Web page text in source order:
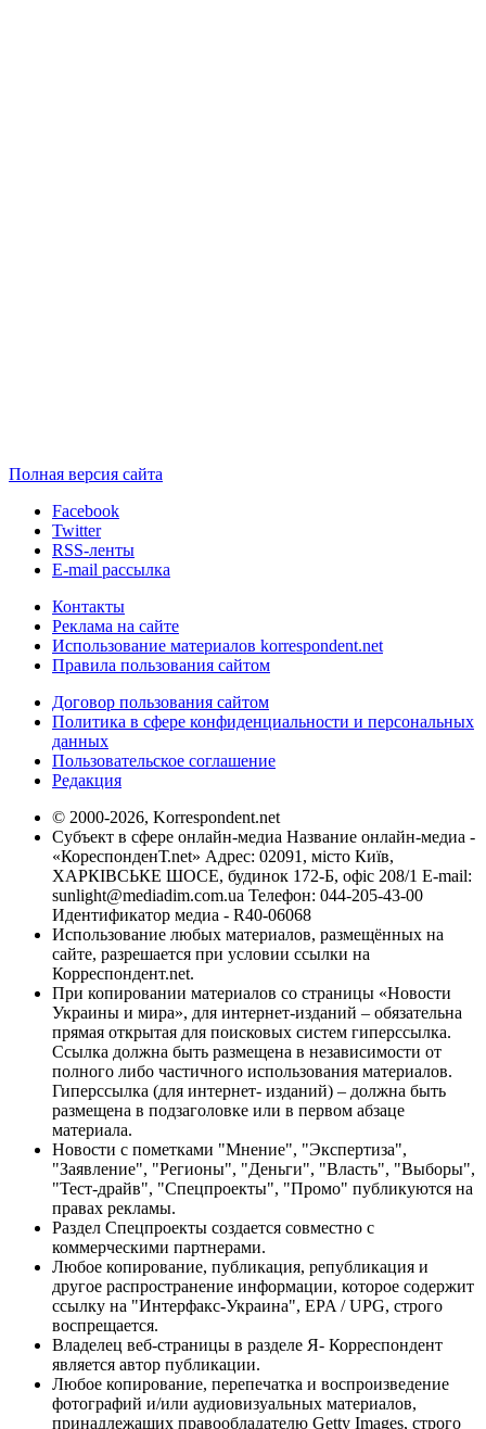
Полная версия сайта
Facebook
Twitter
RSS-ленты
E-mail рассылка
Контакты
Реклама на сайте
Использование материалов korrespondent.net
Правила пользования сайтом
Договор пользования сайтом
Политика в сфере конфиденциальности и персональных
данных
Пользовательское соглашение
Редакция
© 2000-2026, Korrespondent.net
Субъект в сфере онлайн-медиа Название онлайн-медиа -
«КореспонденТ.net» Адрес: 02091, місто Київ,
ХАРКІВСЬКЕ ШОСЕ, будинок 172-Б, офіс 208/1 E-mail:
sunlight@mediadim.com.ua Телефон: 044-205-43-00
Идентификатор медиа - R40-06068
Использование любых материалов, размещённых на
сайте, разрешается при условии ссылки на
Корреспондент.net.
При копировании материалов со страницы «Новости
Украины и мира», для интернет-изданий – обязательна
прямая открытая для поисковых систем гиперссылка.
Ссылка должна быть размещена в независимости от
полного либо частичного использования материалов.
Гиперссылка (для интернет- изданий) – должна быть
размещена в подзаголовке или в первом абзаце
материала.
Новости с пометками "Мнение", "Экспертиза",
"Заявление", "Регионы", "Деньги", "Власть", "Выборы",
"Тест-драйв", "Спецпроекты", "Промо" публикуются на
правах рекламы.
Раздел Спецпроекты создается совместно с
коммерческими партнерами.
Любое копирование, публикация, републикация и
другое распространение информации, которое содержит
ссылку на "Интерфакс-Украина", EPA / UPG, строго
воспрещается.
Владелец веб-страницы в разделе Я- Корреспондент
является автор публикации.
Любое копирование, перепечатка и воспроизведение
фотографий и/или аудиовизуальных материалов,
принадлежащих правообладателю Getty Images, строго